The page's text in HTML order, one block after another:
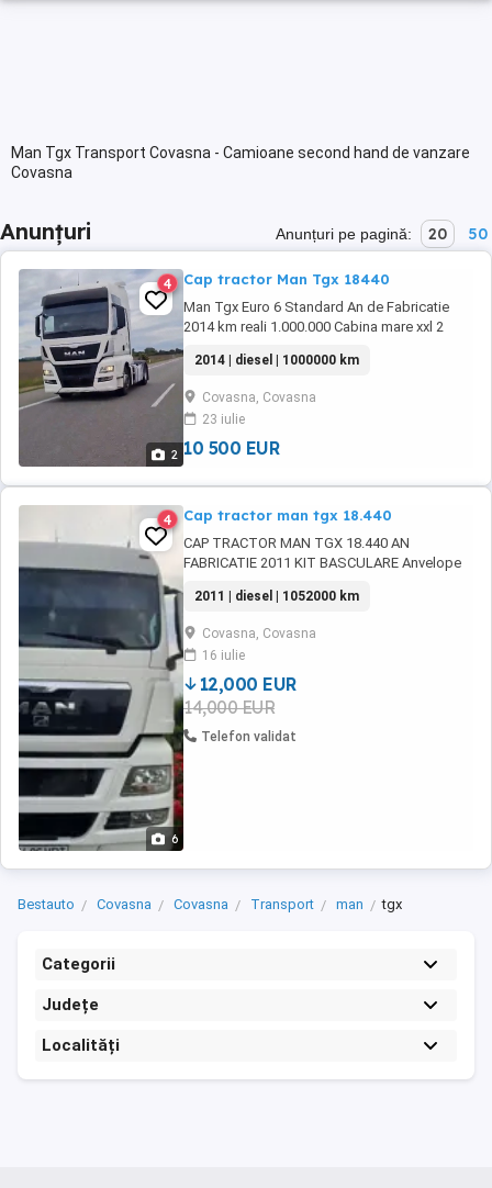
Man Tgx Transport Covasna - Camioane second hand de vanzare
Covasna
Anunțuri Anunțuri pe pagină: 20 50
2
4 Cap tractor Man Tgx 18440
Man Tgx Euro 6 Standard An de Fabricatie
2014 km reali 1.000.000 Cabina mare xxl 2
Accept ori ce proba, tester. Adus din Polonia
2014 | diesel | 1000000 km
Covasna, Covasna
23 iulie
10 500 EUR
6
4 Cap tractor man tgx 18.440
CAP TRACTOR MAN TGX 18.440 AN
FABRICATIE 2011 KIT BASCULARE Anvelope
2011 | diesel | 1052000 km
Covasna, Covasna
16 iulie
12,000 EUR
14,000 EUR
Telefon validat
Bestauto Covasna Covasna Transport man tgx
Categorii
Județe
Localități